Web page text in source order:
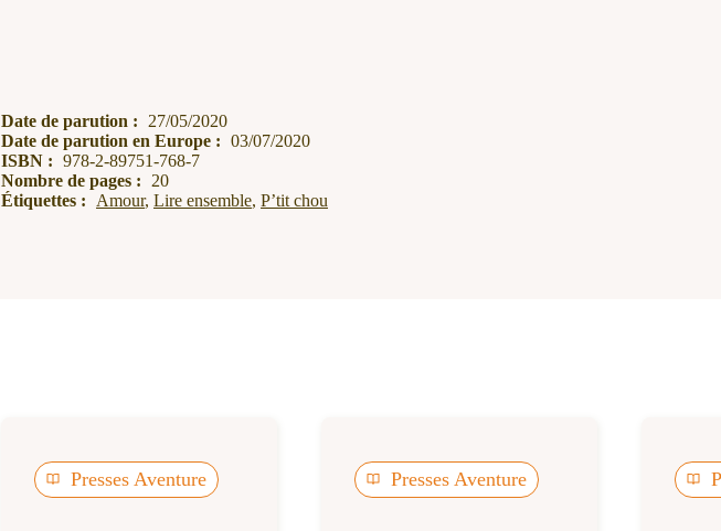
Date de parution :
27/05/2020
Date de parution en Europe : 03/07/2020
ISBN : 978-2-89751-768-7
Nombre de pages :
20
Étiquettes : Amour, Lire ensemble, P’tit chou
Presses Aventure Presses Aventure